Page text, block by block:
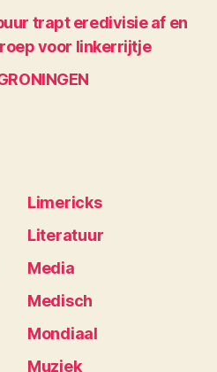
trapt eredivisie af en
voor linkerrijtje
Limericks
Literatuur
Media
Medisch
Mondiaal
Muziek